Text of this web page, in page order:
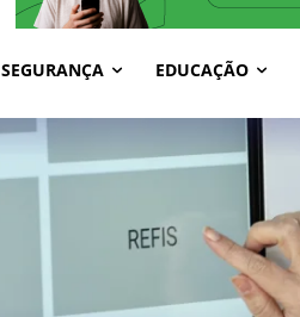
SEGURANÇA EDUCAÇÃO